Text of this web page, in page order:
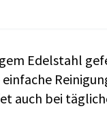
Edelstahl
auch bei